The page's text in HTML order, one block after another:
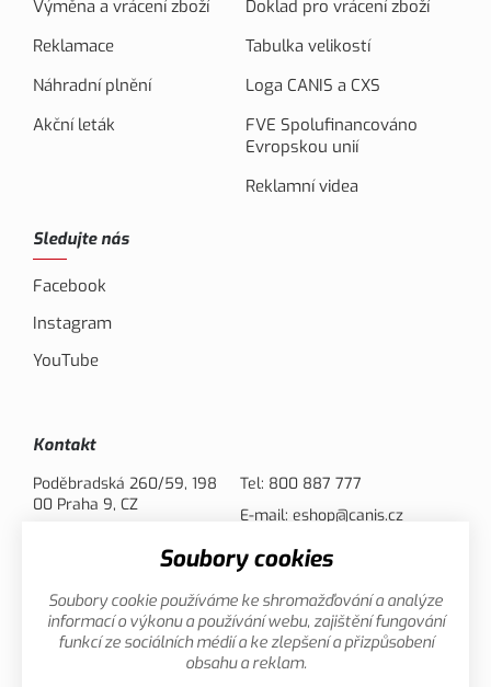
Výměna a vrácení zboží
Reklamace
Náhradní plnění
Akční leták
Doklad pro vrácení zboží
Tabulka velikostí
Loga CANIS a CXS
FVE Spolufinancováno
Evropskou unií
Reklamní videa
Sledujte nás
Facebook
Instagram
YouTube
Kontakt
Poděbradská 260/59, 198
00 Praha 9, CZ
Tel: 800 887 777
E-mail: eshop@canis.cz
Možnosti platby
Soubory cookies
Soubory cookie používáme ke shromažďování a analýze
informací o výkonu a používání webu, zajištění fungování
funkcí ze sociálních médií a ke zlepšení a přizpůsobení
obsahu a reklam.